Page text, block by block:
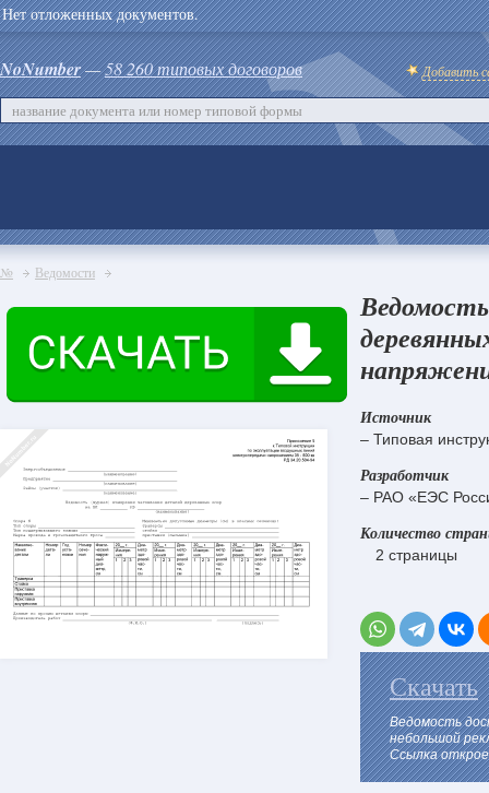
Нет отложенных документов.
NoNumber—58 260 типовых договоров Добавить
№ Ведомости
Источник
– Типовая
Разработчик
– РАО «ЕЭС
Количество
2 страницы
Скачать
Ведомость
небольшой
Ссылка